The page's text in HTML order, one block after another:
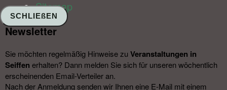
Sitemap
Newsletter​
Sie möchten regelmäßig Hinweise zu Veranstal­tungen in
Seiffen erhalten? Dann melden Sie sich für unseren wöchentlich
erscheinenden Email-Verteiler an.
Nach der Anmeldung senden wir Ihnen eine E-Mail mit einem
SCHLIEßEN